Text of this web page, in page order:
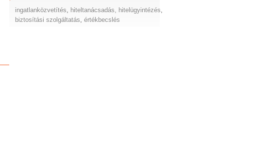
ingatlanközvetítés, hiteltanácsadás, hitelügyintézés,
biztosítási szolgáltatás,értékbecslés